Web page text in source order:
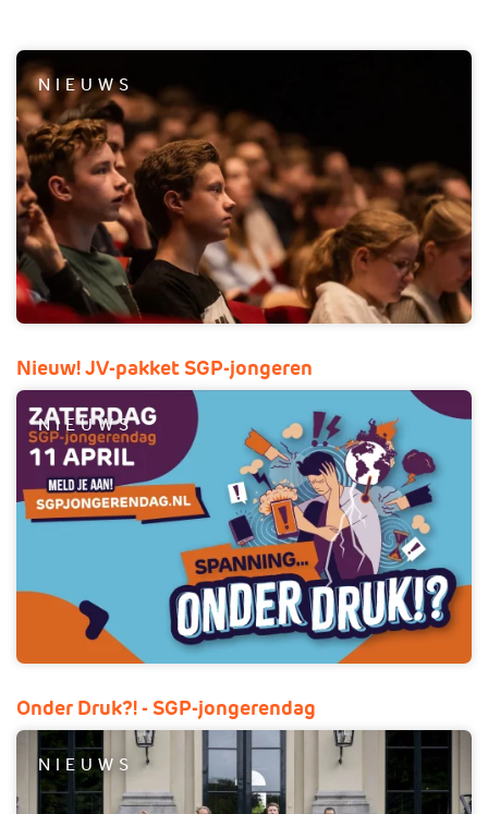
NIEUWS
Nieuw! JV-pakket SGP-jongeren
NIEUWS
Onder Druk?! - SGP-jongerendag
NIEUWS